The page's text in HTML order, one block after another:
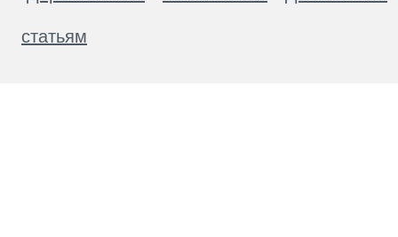
статьям